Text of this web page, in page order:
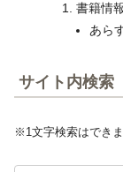
書籍情
あら
サイト内検索
※1文字検索はでき